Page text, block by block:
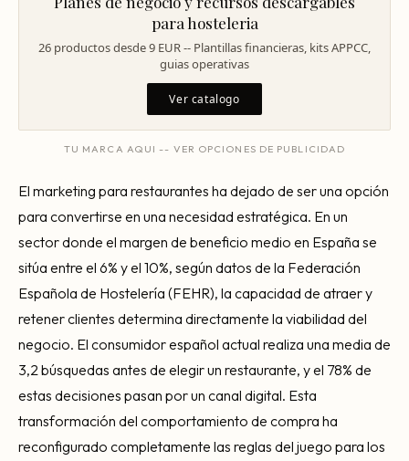
Rotación de personal
Cuánto cuesta abrir
Permisos en Madrid
Consultoría Barcelona
Por qué fracasan
Traspasar restaurante
Mi restaurante va a cerrar
para hosteleria
26 productos desde 9 EUR -- Plantillas financieras, kits APPCC,
guias operativas
Ver catalogo
TU MARCA AQUI -- VER OPCIONES DE PUBLICIDAD
El marketing para restaurantes ha dejado de ser una opción
para convertirse en una necesidad estratégica. En un
sector donde el margen de beneficio medio en España se
sitúa entre el 6% y el 10%, según datos de la Federación
Española de Hostelería (FEHR), la capacidad de atraer y
retener clientes determina directamente la viabilidad del
negocio. El consumidor español actual realiza una media de
3,2 búsquedas antes de elegir un restaurante, y el 78% de
estas decisiones pasan por un canal digital. Esta
transformación del comportamiento de compra ha
reconfigurado completamente las reglas del juego para los